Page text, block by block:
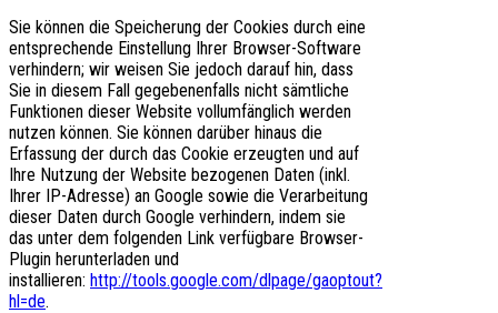
Sie können die Speicherung der Cookies durch eine
entsprechende Einstellung Ihrer Browser-Software
verhindern; wir weisen Sie jedoch darauf hin, dass
Sie in diesem Fall gegebenenfalls nicht sämtliche
Funktionen dieser Website vollumfänglich werden
nutzen können. Sie können darüber hinaus die
Erfassung der durch das Cookie erzeugten und auf
Ihre Nutzung der Website bezogenen Daten (inkl.
Ihrer IP-Adresse) an Google sowie die Verarbeitung
dieser Daten durch Google verhindern, indem sie
das unter dem folgenden Link verfügbare Browser-
Plugin herunterladen und
installieren: http://tools.google.com/dlpage/gaoptout?
hl=de.